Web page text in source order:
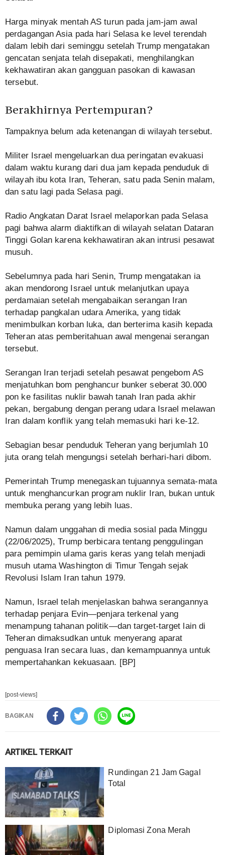
Harga minyak mentah AS turun pada jam-jam awal
perdagangan Asia pada hari Selasa ke level terendah
dalam lebih dari seminggu setelah Trump mengatakan
gencatan senjata telah disepakati, menghilangkan
kekhawatiran akan gangguan pasokan di kawasan
tersebut.
Berakhirnya Pertempuran?
Tampaknya belum ada ketenangan di wilayah tersebut.
Militer Israel mengeluarkan dua peringatan evakuasi
dalam waktu kurang dari dua jam kepada penduduk di
wilayah ibu kota Iran, Teheran, satu pada Senin malam,
dan satu lagi pada Selasa pagi.
Radio Angkatan Darat Israel melaporkan pada Selasa
pagi bahwa alarm diaktifkan di wilayah selatan Dataran
Tinggi Golan karena kekhawatiran akan intrusi pesawat
musuh.
Sebelumnya pada hari Senin, Trump mengatakan ia
akan mendorong Israel untuk melanjutkan upaya
perdamaian setelah mengabaikan serangan Iran
terhadap pangkalan udara Amerika, yang tidak
menimbulkan korban luka, dan berterima kasih kepada
Teheran atas pemberitahuan awal mengenai serangan
tersebut.
Serangan Iran terjadi setelah pesawat pengebom AS
menjatuhkan bom penghancur bunker seberat 30.000
pon ke fasilitas nuklir bawah tanah Iran pada akhir
pekan, bergabung dengan perang udara Israel melawan
Iran dalam konflik yang telah memasuki hari ke-12.
Sebagian besar penduduk Teheran yang berjumlah 10
juta orang telah mengungsi setelah berhari-hari dibom.
Pemerintah Trump menegaskan tujuannya semata-mata
untuk menghancurkan program nuklir Iran, bukan untuk
membuka perang yang lebih luas.
Namun dalam unggahan di media sosial pada Minggu
(22/06/2025), Trump berbicara tentang penggulingan
para pemimpin ulama garis keras yang telah menjadi
musuh utama Washington di Timur Tengah sejak
Revolusi Islam Iran tahun 1979.
Namun, Israel telah menjelaskan bahwa serangannya
terhadap penjara Evin—penjara terkenal yang
menampung tahanan politik—dan target-target lain di
Teheran dimaksudkan untuk menyerang aparat
penguasa Iran secara luas, dan kemampuannya untuk
mempertahankan kekuasaan. [BP]
[post-views]
BAGIKAN
ARTIKEL TERKAIT
Rundingan 21 Jam Gagal
Total
Diplomasi Zona Merah